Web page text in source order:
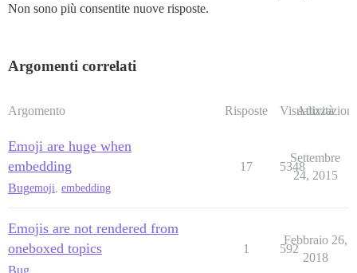
Non sono più consentite nuove risposte.
Argomenti correlati
Argomento Risposte Visualizzazioni
Attività
Emoji are huge when
embedding
Bugemoji, embedding
17 5348
Settembre
24, 2015
Emojis are not rendered from
oneboxed topics
Bug
1 592
Febbraio 26,
2018